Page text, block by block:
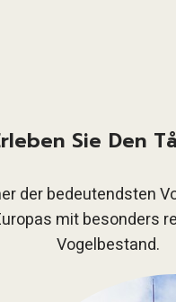
Sie Den
der bedeutendsten
mit besonders
Vogelbestand.